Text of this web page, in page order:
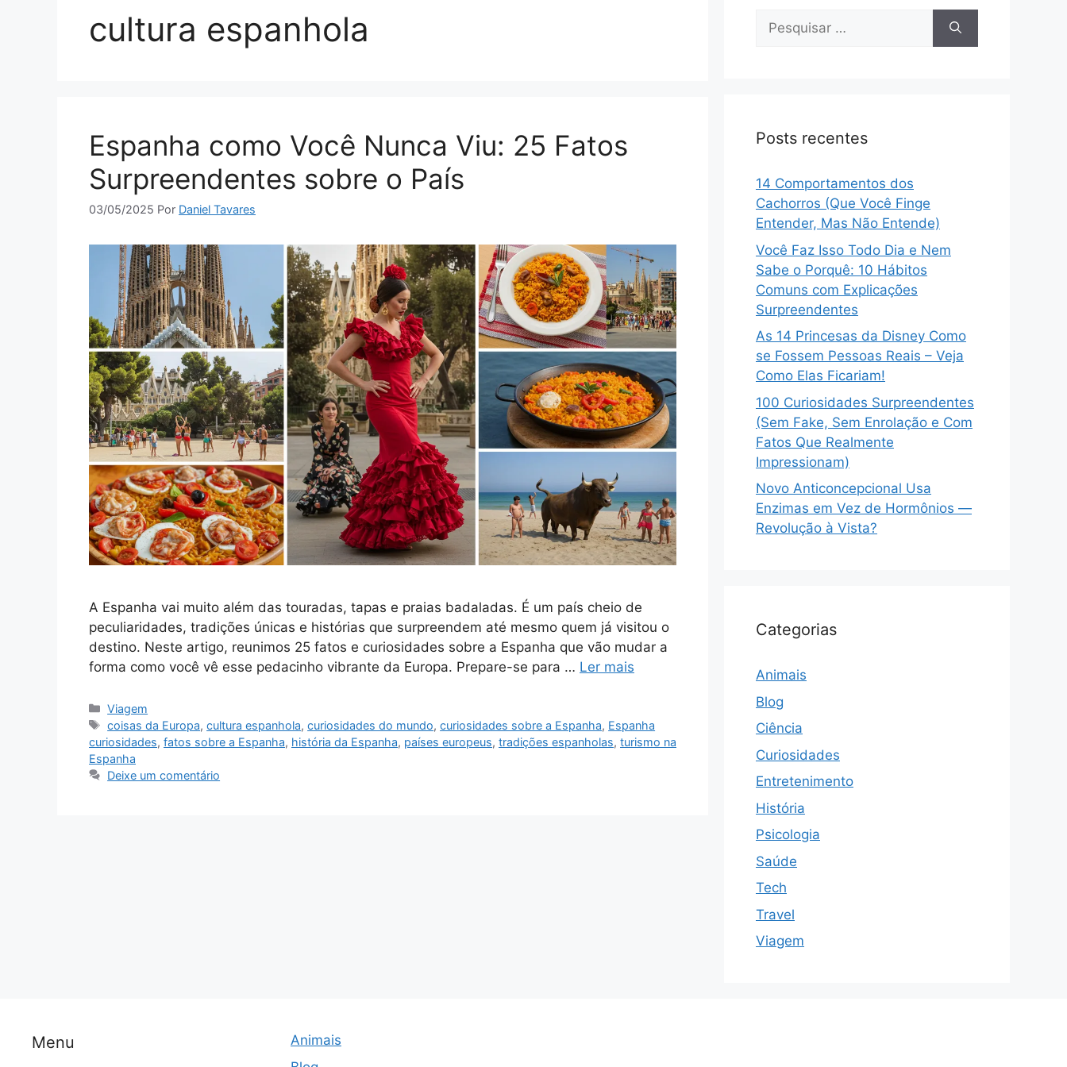
cultura espanhola
Espanha como Você Nunca Viu: 25 Fatos
Surpreendentes sobre o País
03/05/2025 Por Daniel Tavares
A Espanha vai muito além das touradas, tapas e praias badaladas. É um país cheio de
peculiaridades, tradições únicas e histórias que surpreendem até mesmo quem já visitou o
destino. Neste artigo, reunimos 25 fatos e curiosidades sobre a Espanha que vão mudar a
forma como você vê esse pedacinho vibrante da Europa. Prepare-se para … Ler mais
Categorias
Viagem
Tags
coisas da Europa,cultura espanhola,curiosidades do mundo,curiosidades sobre a Espanha, Espanha
curiosidades, fatos sobre a Espanha, história da Espanha, países europeus, tradições espanholas, turismo na
Espanha
Deixe um comentário
Pesquisar
Posts recentes
14 Comportamentos dos
Cachorros (Que Você Finge
Entender, Mas Não Entende)
Você Faz Isso Todo Dia e Nem
Sabe o Porquê: 10 Hábitos
Comuns com Explicações
Surpreendentes
As 14 Princesas da Disney Como
se Fossem Pessoas Reais – Veja
Como Elas Ficariam!
100 Curiosidades Surpreendentes
(Sem Fake, Sem Enrolação e Com
Fatos Que Realmente
Impressionam)
Novo Anticoncepcional Usa
Enzimas em Vez de Hormônios —
Revolução à Vista?
Categorias
Animais
Blog
Ciência
Curiosidades
Entretenimento
História
Psicologia
Saúde
Tech
Travel
Viagem
Menu
Animais